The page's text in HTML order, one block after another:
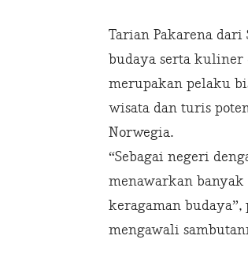
Tarian Pakarena
budaya serta kuliner
merupakan pelaku
wisata dan turis
Norwegia.
“Sebagai negeri
menawarkan
keragaman budaya”,
mengawali